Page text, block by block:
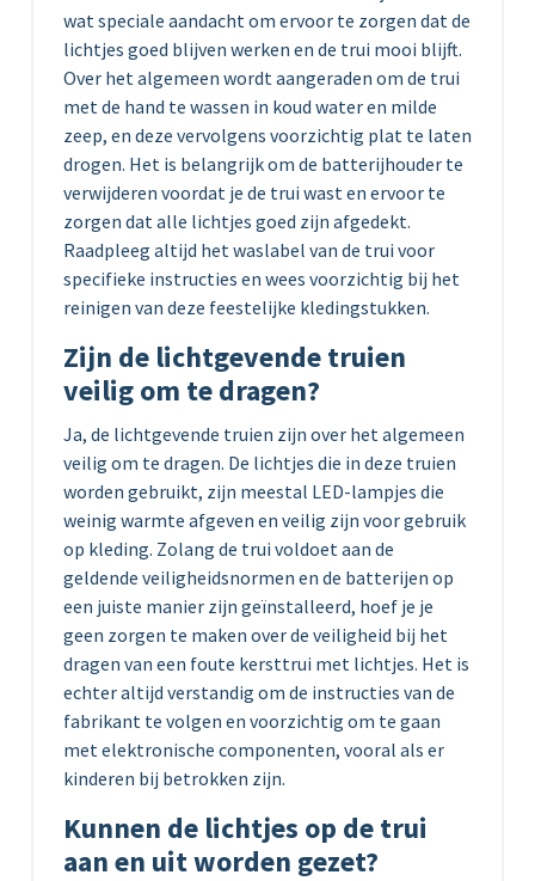
wat speciale aandacht om ervoor te zorgen dat de
lichtjes goed blijven werken en de trui mooi blijft.
Over het algemeen wordt aangeraden om de trui
met de hand te wassen in koud water en milde
zeep, en deze vervolgens voorzichtig plat te laten
drogen. Het is belangrijk om de batterijhouder te
verwijderen voordat je de trui wast en ervoor te
zorgen dat alle lichtjes goed zijn afgedekt.
Raadpleeg altijd het waslabel van de trui voor
specifieke instructies en wees voorzichtig bij het
reinigen van deze feestelijke kledingstukken.
Zijn de lichtgevende truien
veilig om te dragen?
Ja, de lichtgevende truien zijn over het algemeen
veilig om te dragen. De lichtjes die in deze truien
worden gebruikt, zijn meestal LED-lampjes die
weinig warmte afgeven en veilig zijn voor gebruik
op kleding. Zolang de trui voldoet aan de
geldende veiligheidsnormen en de batterijen op
een juiste manier zijn geïnstalleerd, hoef je je
geen zorgen te maken over de veiligheid bij het
dragen van een foute kersttrui met lichtjes. Het is
echter altijd verstandig om de instructies van de
fabrikant te volgen en voorzichtig om te gaan
met elektronische componenten, vooral als er
kinderen bij betrokken zijn.
Kunnen de lichtjes op de trui
aan en uit worden gezet?